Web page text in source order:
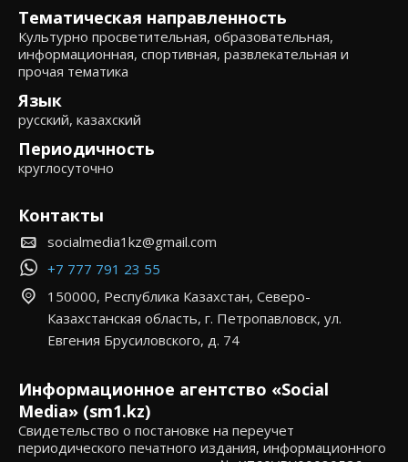
Тематическая направленность
Культурно просветительная, образовательная,
информационная, спортивная, развлекательная и
прочая тематика
Язык
русский, казахский
Периодичность
круглосуточно
Контакты
socialmedia1kz@gmail.com
+7 777 791 23 55
150000, Республика Казахстан, Северо-
Казахстанская область, г. Петропавловск, ул.
Евгения Брусиловского, д. 74
Информационное агентство «Social
Media» (sm1.kz)
Свидетельство о постановке на переучет
периодического печатного издания, информационного